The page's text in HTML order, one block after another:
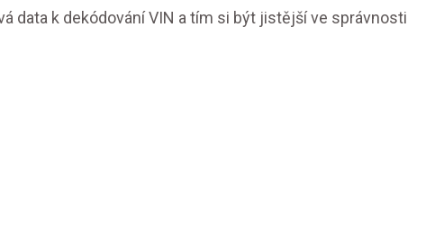
data k dekódování VIN a tím si být jistější ve správnosti